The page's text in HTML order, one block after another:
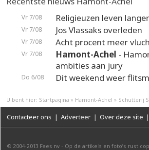
Vr 7/08 Religieuzen leven langer
Vr 7/08 Jos Vlassaks overleden
Vr 7/08 Acht procent meer
Vr 7/08 Hamont-Achel -
ambities aan jury
Do 6/08 Dit weekend weer
U bent hier: Startpagina » Hamont-Achel » Schutterij
Contacteer ons | Adverteer | Over deze site |
© 2004-2013 Faes nv - Op de artikels en foto’s rust